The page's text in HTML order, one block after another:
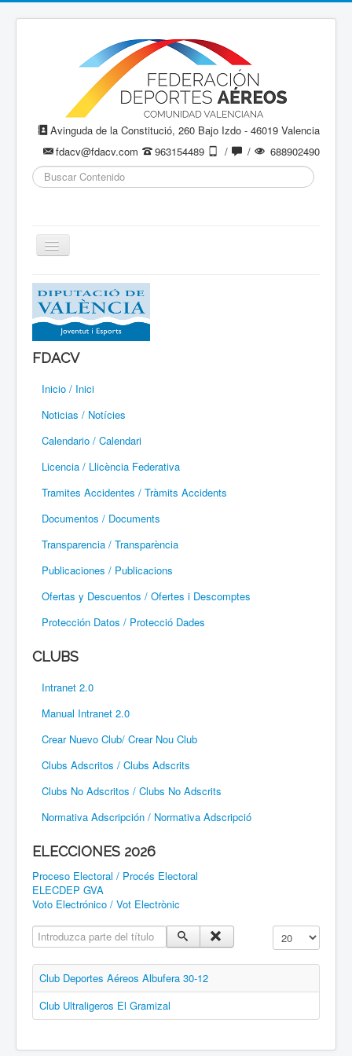
Avinguda de la Constitució, 260 Bajo Izdo - 46019 Valencia
fdacv@fdacv.com
963154489 / /
688902490
Buscar...
Cambiar
navegación
Aeromodelismo / Aeromodelisme
Ala Delta
Paracaidismo / Paracaigudisme
Parapente / Parapent
Ultraligeros / Ultralleugers
Vuelo Con Motor / Vol Amb Motor
FDACV
Inicio / Inici
Noticias / Notícies
Calendario / Calendari
Licencia / Llicència Federativa
Tramites Accidentes / Tràmits Accidents
Documentos / Documents
Transparencia / Transparència
Publicaciones / Publicacions
Ofertas y Descuentos / Ofertes i Descomptes
Protección Datos / Protecció Dades
CLUBS
Intranet 2.0
Manual Intranet 2.0
Crear Nuevo Club/ Crear Nou Club
Clubs Adscritos / Clubs Adscrits
Clubs No Adscritos / Clubs No Adscrits
Normativa Adscripción / Normativa Adscripció
ELECCIONES 2026
Proceso Electoral / Procés Electoral
ELECDEP GVA
Voto Electrónico / Vot Electrònic
Introduzca parte del título
Cantidad a
Club Deportes Aéreos Albufera 30-12
Club Ultraligeros El Gramizal